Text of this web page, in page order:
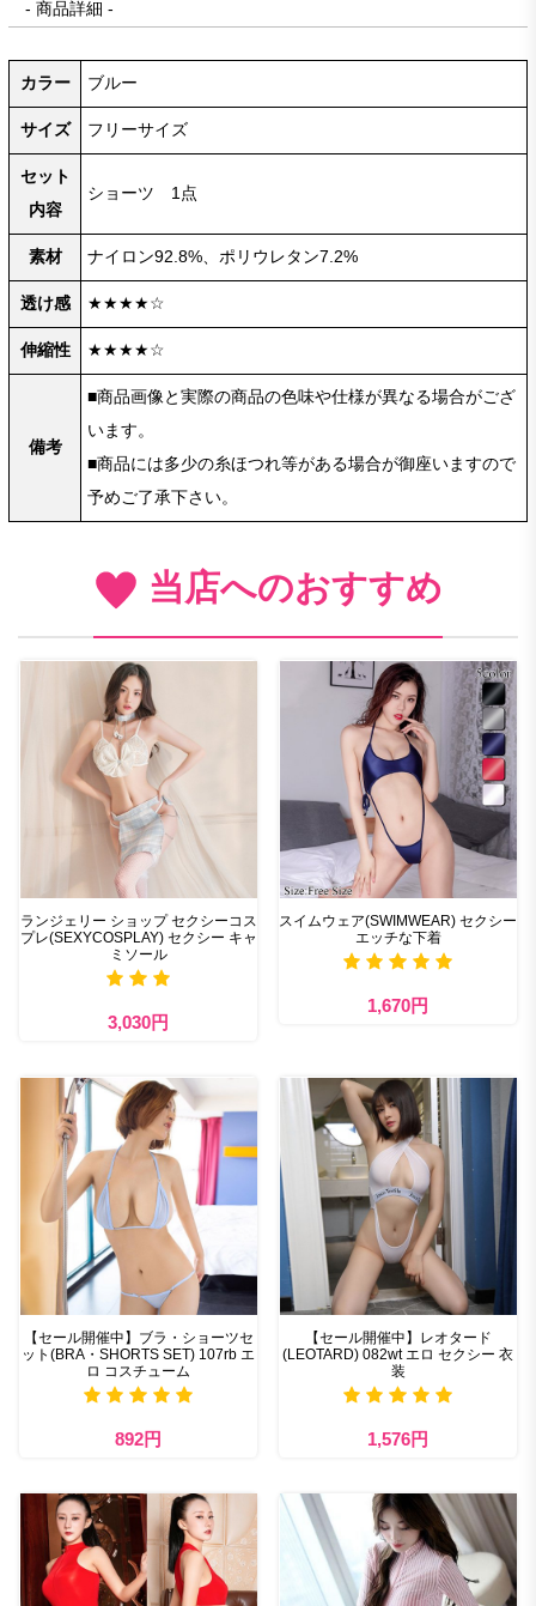
- 商品詳細 -
カラー ブルー
サイズ フリーサイズ
セット
内容
ショーツ 1点
素材 ナイロン92.8%、ポリウレタン7.2%
透け感 ★★★★☆
伸縮性 ★★★★☆
備考
■商品画像と実際の商品の色味や仕様が異なる場合がござ
います。
■商品には多少の糸ほつれ等がある場合が御座いますので
予めご了承下さい。
当店へのおすすめ
ランジェリー ショップ セクシーコス
プレ(SEXYCOSPLAY) セクシー キャ
ミソール
3,030円
スイムウェア(SWIMWEAR) セクシー
エッチな下着
1,670円
【セール開催中】ブラ・ショーツセ
ット(BRA・SHORTS SET) 107rb エ
ロ コスチューム
892円
【セール開催中】レオタード
(LEOTARD) 082wt エロ セクシー 衣
装
1,576円